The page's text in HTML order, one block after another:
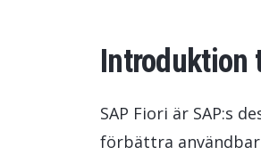
Introduktion
SAP Fiori är SAP:s
förbättra